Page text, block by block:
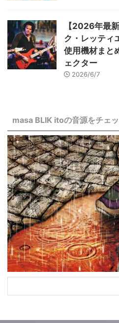
【2026年最
ク・レッテ
使用機材まと
ェクター
2026/6/7
masa BLIK itoの音源をチェッ